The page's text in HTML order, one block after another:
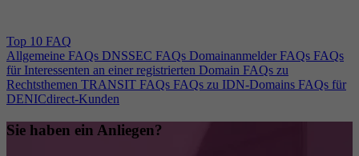
Top 10 FAQ
Allgemeine FAQs DNSSEC FAQs Domainanmelder FAQs FAQs
für Interessenten an einer registrierten Domain FAQs zu
Rechtsthemen TRANSIT FAQs FAQs zu IDN-Domains FAQs für
DENICdirect-Kunden
Sie haben ein Anliegen?